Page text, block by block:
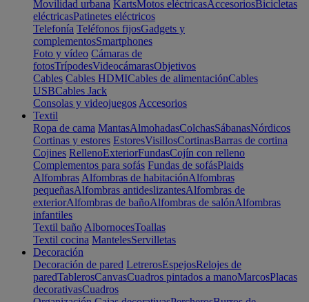
Movilidad urbana KartsMotos eléctricasAccesoriosBicicletas
eléctricasPatinetes eléctricos
Telefonía Teléfonos fijosGadgets y
complementosSmartphones
Foto y vídeo Cámaras de
fotosTrípodesVideocámarasObjetivos
Cables Cables HDMICables de alimentaciónCables
USBCables Jack
Consolas y videojuegos Accesorios
Textil
Ropa de cama MantasAlmohadasColchasSábanasNórdicos
Cortinas y estores EstoresVisillosCortinasBarras de cortina
Cojines RellenoExteriorFundasCojín con relleno
Complementos para sofás Fundas de sofásPlaids
Alfombras Alfombras de habitaciónAlfombras
pequeñasAlfombras antideslizantesAlfombras de
exteriorAlfombras de bañoAlfombras de salónAlfombras
infantiles
Textil baño AlbornocesToallas
Textil cocina MantelesServilletas
Decoración
Decoración de pared LetrerosEspejosRelojes de
paredTablerosCanvasCuadros pintados a manoMarcosPlacas
decorativasCuadros